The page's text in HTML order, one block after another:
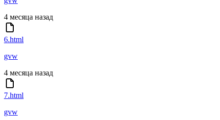
4 месяца назад
6.html
gvw
4 месяца назад
7.html
gvw